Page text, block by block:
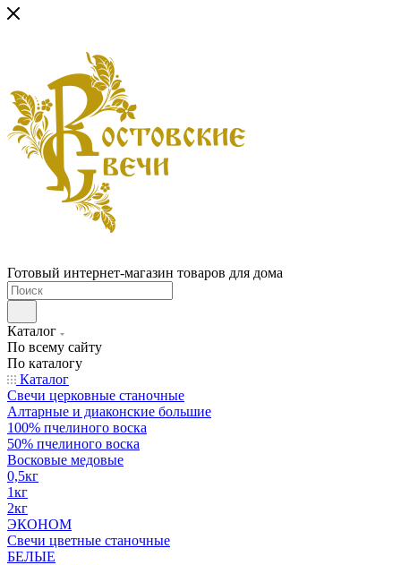
Готовый интернет-магазин товаров для дома
Каталог
По всему сайту
По каталогу
Каталог
Свечи церковные станочные
Алтарные и диаконские большие
100% пчелиного воска
50% пчелиного воска
Восковые медовые
0,5кг
1кг
2кг
ЭКОНОМ
Свечи цветные станочные
БЕЛЫЕ